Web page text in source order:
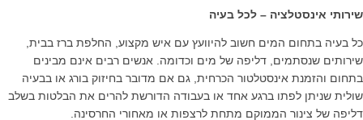
שירותי אינסטלציה – לכל בעיה
כל בעיה בתחום המים חשוב להיוועץ עם איש מקצוע, החלפת ברז בבית,
שירותים שנסתמים, דליפה של מים וכדומה. אנשים רבים אינם מבינים
בתחום והזמנת אינסטלטור הכרחית, גם אם מדובר בחיזוק בורג או בבעיה
שולית שניתן לפתו ברגע אחד או בעבודה הדורשת להרים את הבלטות בשלב
דליפה של צינור הממוקם מתחת לרצפות או מאחורי החרסינה.